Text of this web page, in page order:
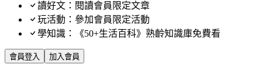
讀好文：閱讀會員限定文章
玩活動：參加會員限定活動
學知識：《50+生活百科》熟齡知識庫免費看
會員登入 加入會員